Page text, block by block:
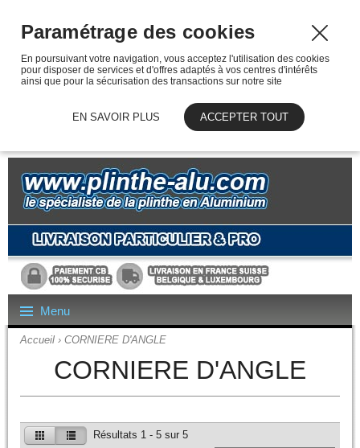
Menu
Accueil › CORNIERE D'ANGLE
CORNIERE D'ANGLE
Résultats 1 - 5 sur 5
Paramétrage des cookies
En poursuivant votre navigation, vous acceptez l'utilisation des cookies
pour disposer de services et d'offres adaptés à vos centres d'intérêts
ainsi que pour la sécurisation des transactions sur notre site
EN SAVOIR PLUS ACCEPTER TOUT